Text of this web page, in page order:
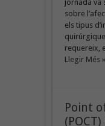
jornada va
sobre
els tipus
requereix,
Llegir Més »
Point